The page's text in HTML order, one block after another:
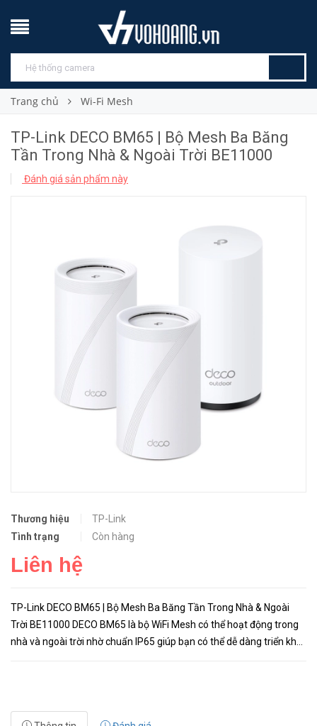
Trang chủ Wi-Fi Mesh
TP-Link DECO BM65 | Bộ Mesh Ba Băng
Tần Trong Nhà & Ngoài Trời BE11000
Đánh giá sản phẩm này
Thương hiệu
TP-Link
Tình trạng
Còn hàng
Liên hệ
TP-Link DECO BM65 | Bộ Mesh Ba Băng Tần Trong Nhà & Ngoài
Trời BE11000 DECO BM65 là bộ WiFi Mesh có thể hoạt động trong
nhà và ngoài trời nhờ chuẩn IP65 giúp bạn có thể dễ dàng triển khai